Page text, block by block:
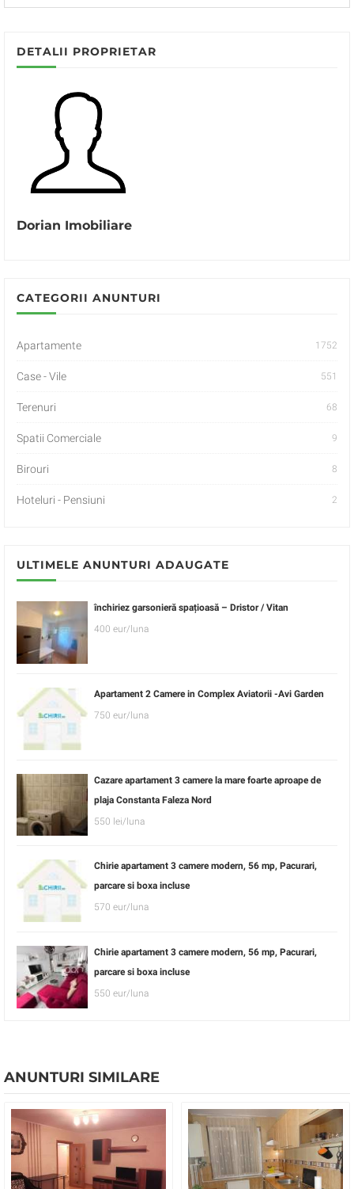
DETALII PROPRIETAR
Dorian Imobiliare
CATEGORII ANUNTURI
Apartamente 1752
Case - Vile 551
Terenuri 68
Spatii Comerciale 9
Birouri 8
Hoteluri - Pensiuni 2
ULTIMELE ANUNTURI ADAUGATE
închiriez garsonieră spațioasă – Dristor / Vitan
400 eur/luna
Apartament 2 Camere in Complex Aviatorii -Avi Garden
750 eur/luna
Cazare apartament 3 camere la mare foarte aproape de
plaja Constanta Faleza Nord
550 lei/luna
Chirie apartament 3 camere modern, 56 mp, Pacurari,
parcare si boxa incluse
570 eur/luna
Chirie apartament 3 camere modern, 56 mp, Pacurari,
parcare si boxa incluse
550 eur/luna
ANUNTURI SIMILARE